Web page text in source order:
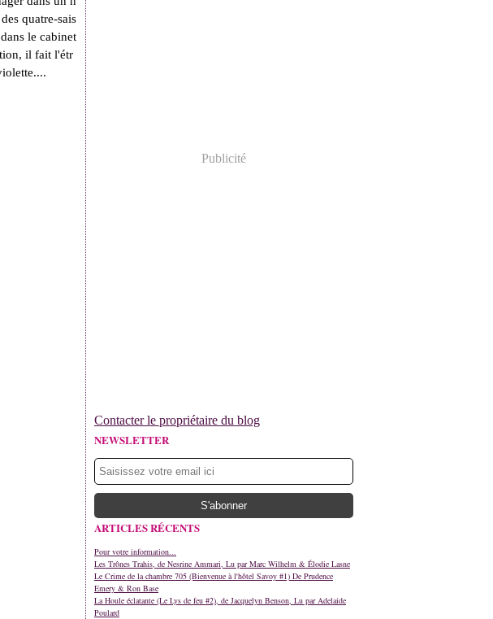
quatre-sais
le cabinet
il fait l'étr
Publicité
Contacter le propriétaire du blog
NEWSLETTER
ARTICLES RÉCENTS
Pour votre information...
Les Trônes Trahis, de Nesrine Ammari, Lu par Marc Wilhelm & Élodie Lasne
Le Crime de la chambre 705 (Bienvenue à l'hôtel Savoy #1) De Prudence
Emery & Ron Base
La Houle éclatante (Le Lys de feu #2), de Jacquelyn Benson, Lu par Adelaide
Poulard